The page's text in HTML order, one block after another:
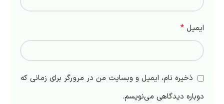
ایمیل *
ذخیره نام، ایمیل و وبسایت من در مرورگر برای زمانی که
دوباره دیدگاهی می‌نویسم.